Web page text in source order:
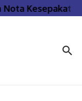
Kesepakatan